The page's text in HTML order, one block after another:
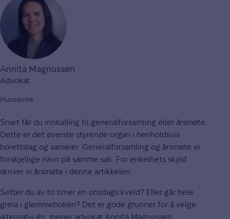
Annita Magnussen
Advokat
Huseierne
Snart får du innkalling til generalforsamling eller årsmøte.
Dette er det øverste styrende organ i henholdsvis
borettslag og sameier. Generalforsamling og årsmøte er
forskjellige navn på samme sak. For enkelhets skyld
skriver vi årsmøte i denne artikkelen.
Setter du av to timer en onsdags kveld? Eller går hele
greia i glemmeboken? Det er gode grunner for å velge
alternativ én, mener advokat Annita Magnussen